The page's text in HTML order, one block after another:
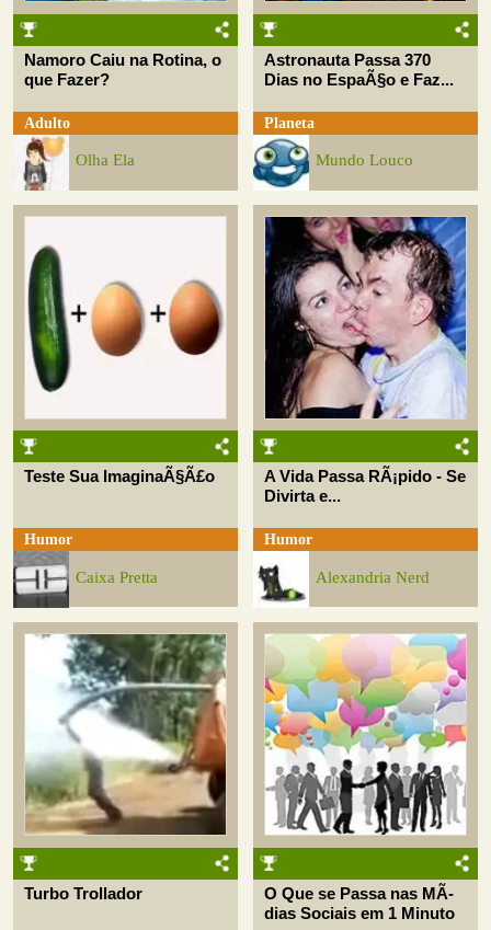
Namoro Caiu na Rotina, o
que Fazer?
Adulto
Olha Ela
Astronauta Passa 370
Dias no EspaÃ§o e Faz...
Planeta
Mundo Louco
Teste Sua ImaginaÃ§Ã£o
Humor
Caixa Pretta
A Vida Passa RÃ¡pido - Se
Divirta e...
Humor
Alexandria Nerd
Turbo Trollador
O Que se Passa nas MÃ­
dias Sociais em 1 Minuto